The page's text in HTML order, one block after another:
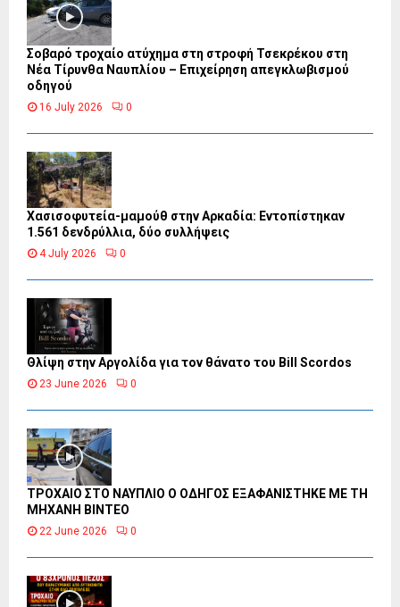
Σοβαρό τροχαίο ατύχημα στη στροφή Τσεκρέκου στη
Νέα Τίρυνθα Ναυπλίου – Επιχείρηση απεγκλωβισμού
οδηγού
16 July 2026 0
Χασισοφυτεία-μαμούθ στην Αρκαδία: Εντοπίστηκαν
1.561 δενδρύλλια, δύο συλλήψεις
4 July 2026 0
Θλίψη στην Αργολίδα για τον θάνατο του Bill Scordos
23 June 2026 0
ΤΡΟΧΑΙΟ ΣΤΟ ΝΑΥΠΛΙΟ Ο ΟΔΗΓΟΣ ΕΞΑΦΑΝΙΣΤΗΚΕ ΜΕ ΤΗ
ΜΗΧΑΝΗ ΒΙΝΤΕΟ
22 June 2026 0